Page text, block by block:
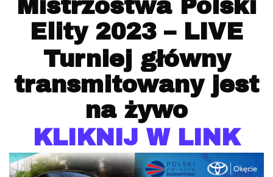
Mistrzostwa Polski
Elity 2023 – LIVE
Turniej główny
transmitowany jest
na żywo
KLIKNIJ W LINK